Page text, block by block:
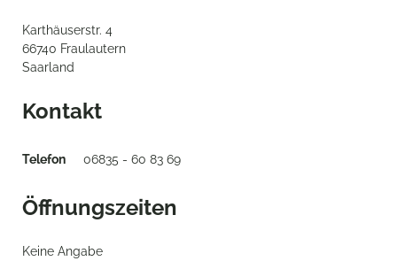
Karthäuserstr. 4
66740 Fraulautern
Saarland
Kontakt
Telefon 06835 - 60 83 69
Öffnungszeiten
Keine Angabe